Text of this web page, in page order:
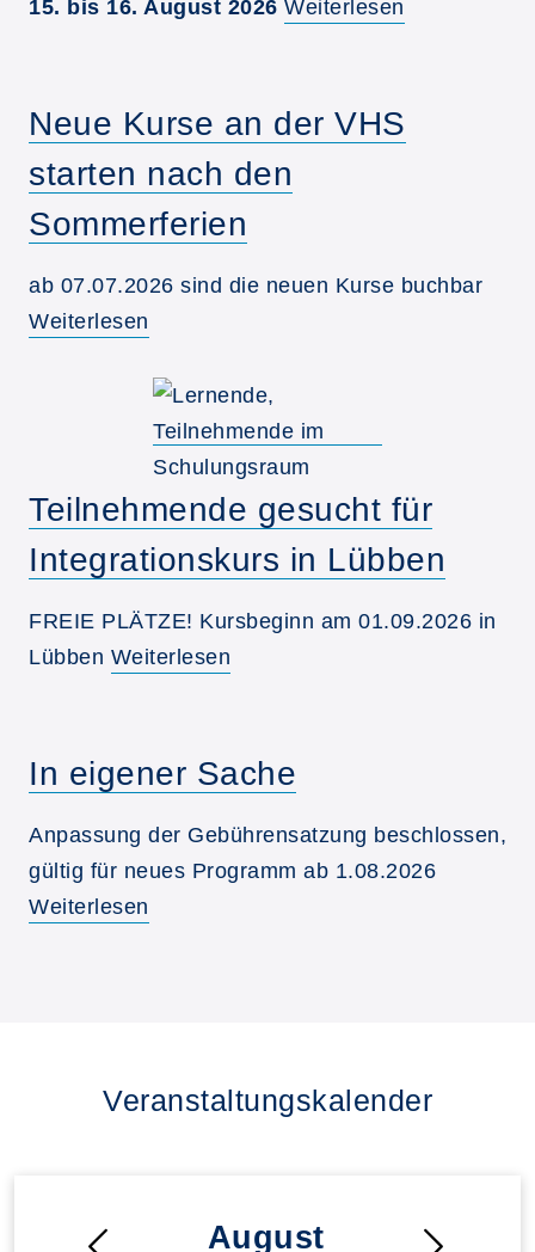
15. bis 16. August 2026 Weiterlesen
Neue Kurse an der VHS
starten nach den
Sommerferien
ab 07.07.2026 sind die neuen Kurse buchbar
Weiterlesen
Teilnehmende gesucht für
Integrationskurs in Lübben
FREIE PLÄTZE! Kursbeginn am 01.09.2026 in
Lübben Weiterlesen
In eigener Sache
Anpassung der Gebührensatzung beschlossen,
gültig für neues Programm ab 1.08.2026
Weiterlesen
Veranstaltungskalender
August